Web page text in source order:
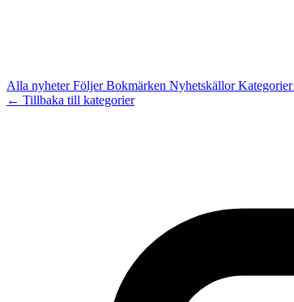
Alla nyheterFöljerBokmärken NyhetskällorKategorier
← Tillbaka till kategorier